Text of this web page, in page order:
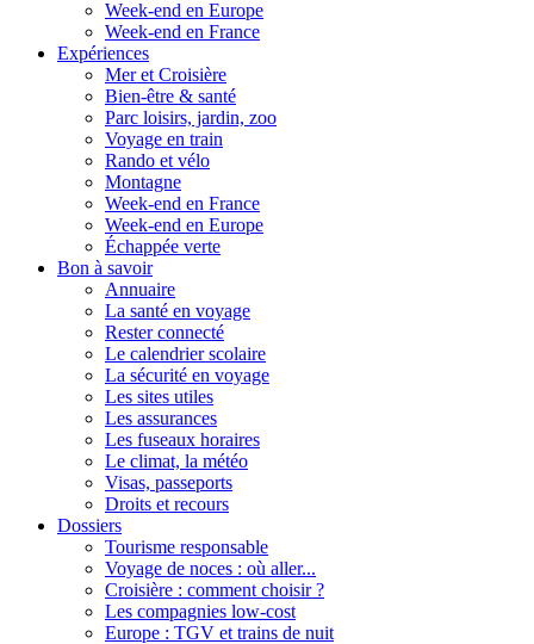
Week-end en Europe
Week-end en France
Expériences
Mer et Croisière
Bien-être & santé
Parc loisirs, jardin, zoo
Voyage en train
Rando et vélo
Montagne
Week-end en France
Week-end en Europe
Échappée verte
Bon à savoir
Annuaire
La santé en voyage
Rester connecté
Le calendrier scolaire
La sécurité en voyage
Les sites utiles
Les assurances
Les fuseaux horaires
Le climat, la météo
Visas, passeports
Droits et recours
Dossiers
Tourisme responsable
Voyage de noces : où aller...
Croisière : comment choisir ?
Les compagnies low-cost
Europe : TGV et trains de nuit